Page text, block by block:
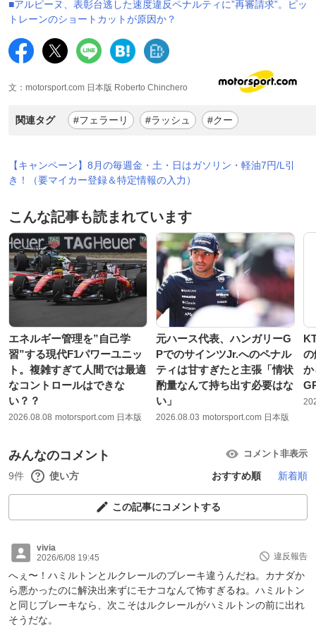
■アルピーヌ、表彰台逃した速度違反ペナルティに”再審請求”。ピッ
トレーンのショートカットが原因か？
文：motorsport.com 日本版 Roberto Chinchero
関連タグ #フェラーリ #ラッシュ #クー
【キャンペーン】8月の毎週金・土・日はガソリン・軽油7円/L引
き！（要マイカー登録＆特定情報の入力）
こんな記事も読まれています
エネルギー管理を”自己学
習”する現代F1パワーユニッ
ト。複雑すぎて人間では最適
なコントロールはできな
い？？
2026.08.08 motorsport.com 日本版
元ハース代表、ハンガリーG
PでのサインツJr.へのペナル
ティは甘すぎたと主張「情状
酌量なんて持ち出す必要はな
い」
2026.08.03 motorsport.com 日本版
か
みんなのコメント コメント非表示
9件 使い方 おすすめ順 新着順
この記事にコメントする
vivia
2026/6/08 19:45
違反報告
へぇ〜！ハミルトンとルクレールのブレーキ違うんだね。カナダか
ら悪かったのに解決出来ずにモナコなんて怖すぎるね。ハミルトン
と同じブレーキなら、次こそはルクレールがハミルトンの前に出れ
そうだな。